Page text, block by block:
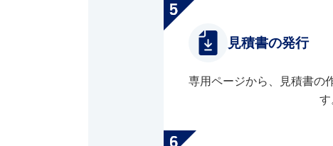
見積書の発行
専用ページから、見積書の
す